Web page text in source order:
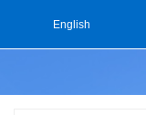
English